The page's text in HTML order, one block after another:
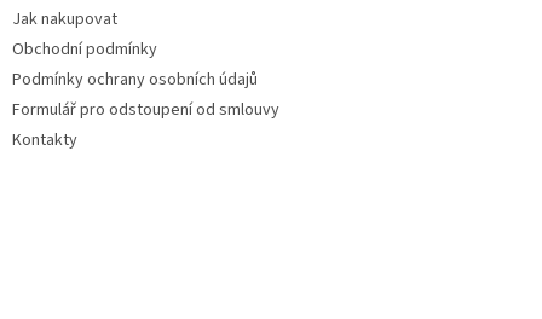
Jak nakupovat
Obchodní podmínky
Podmínky ochrany osobních údajů
Formulář pro odstoupení od smlouvy
Kontakty